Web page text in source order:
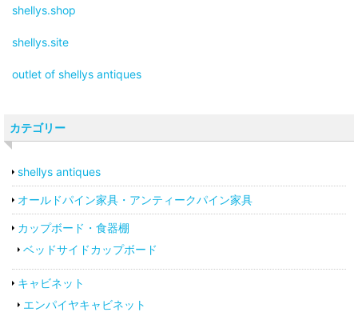
shellys.shop
shellys.site
outlet of shellys antiques
カテゴリー
shellys antiques
オールドパイン家具・アンティークパイン家具
カップボード・食器棚
ベッドサイドカップボード
キャビネット
エンパイヤキャビネット